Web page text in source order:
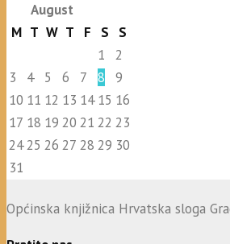
August
M T W T F S
S
1
2
3
4 5 6 7 8
9
10 11 12 13 14 15 16
17 18 19 20 21 22 23
2425 26 27 28 29 30
31
Općinska knjižnica Hrvatska sloga